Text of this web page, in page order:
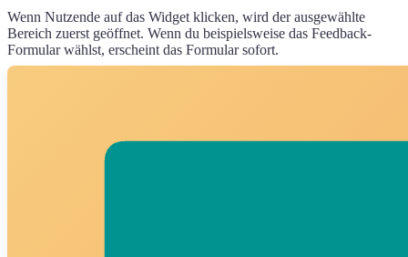
Wenn Nutzende auf das Widget klicken, wird der ausgewählte
Bereich zuerst geöffnet. Wenn du beispielsweise das Feedback-
Formular wählst, erscheint das Formular sofort.